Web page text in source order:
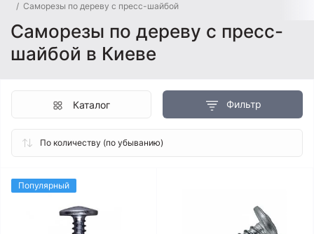
Саморезы по дереву с пресс-шайбой
Саморезы по дереву с пресс-
шайбой в Киеве
Фильтр
Каталог
Популярный